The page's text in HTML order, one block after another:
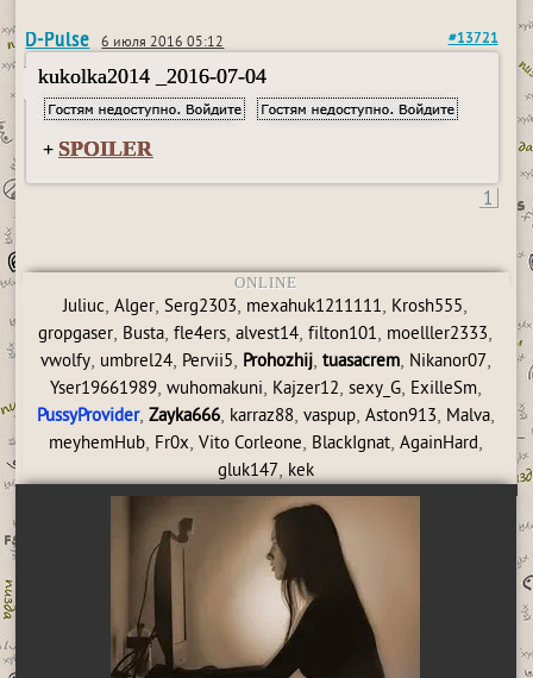
D-Pulse 6 июля 2016 05:12 #13721
kukolka2014 _2016-07-04
+ SPOILER
1
ONLINE
Juliuc,Alger,Serg2303, mexahuk1211111, Krosh555,
gropgaser, Busta,fle4ers,alvest14,filton101, moelller2333,
vwolfy, umbrel24, Pervii5, Prohozhij, tuasacrem, Nikanor07,
Yser19661989, wuhomakuni, Kajzer12, sexy_G, ExilleSm,
PussyProvider, Zayka666, karraz88, vaspup, Aston913, Malva,
meyhemHub, Fr0x, Vito Corleone, BlackIgnat, AgainHard,
gluk147, kek